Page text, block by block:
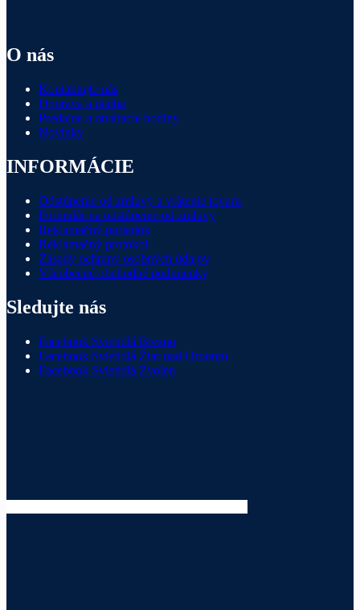
O nás
Kontaktujte nás
Doprava a platba
Predajne a otváracie hodiny
Novinky
INFORMÁCIE
Odstúpenie od zmluvy a vrátenie tovaru
Formulár na odstúpenie od zmluvy
Reklamačný poriadok
Reklamačný protokol
Zásady ochrany osobných údajov
Všeobecné obchodné podmienky
Sledujte nás
Facebook Svietidlá Brezno
Facebook Svietidlá Žiar nad Hronom
Facebook Svietidlá Zvolen